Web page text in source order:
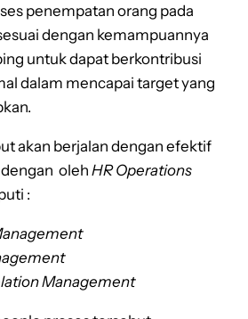
penempatan orang pada
dengan kemampuannya
untuk dapat berkontribusi
dalam mencapai target yang
akan berjalan dengan efektif
oleh HR Operations
:
Management